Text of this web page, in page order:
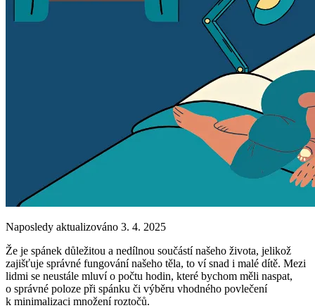
Naposledy aktualizováno 3. 4. 2025
Že je spánek důležitou a nedílnou součástí našeho života, jelikož
zajišťuje správné fungování našeho těla, to ví snad i malé dítě. Mezi
lidmi se neustále mluví o počtu hodin, které bychom měli naspat,
o správné poloze při spánku či výběru vhodného povlečení
k minimalizaci množení roztočů.